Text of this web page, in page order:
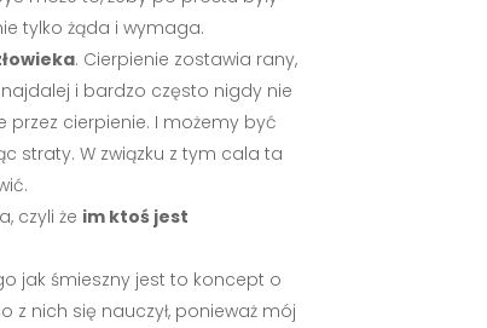
tylko żąda i wymaga.
. Cierpienie zostawia rany,
i bardzo często nigdy nie
przez cierpienie. I możemy być
straty. W związku z tym cala ta
czyli że im ktoś jest
jak śmieszny jest to koncept o
z nich się nauczył, ponieważ mój